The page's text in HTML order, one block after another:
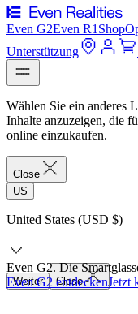
Even G2Even R1 Shop
Unterstützung
Wählen Sie ein anderes
Inhalte anzuzeigen, die
online einzukaufen.
Close
US
United States (USD $)
Weiter Close
Even G2. Die
Even G2 entdeckenJetzt